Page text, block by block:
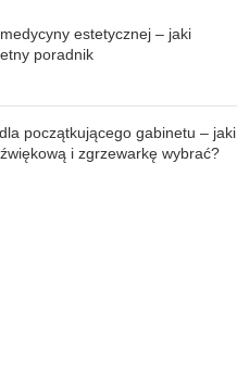
estetycznej – jaki
poradnik
początkującego gabinetu – jaki
i zgrzewarkę wybrać?